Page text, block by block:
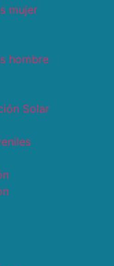
mujer
hombre
Solar